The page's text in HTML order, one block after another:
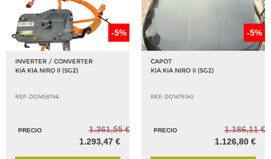
-5%
INVERTER / CONVERTER
KIA KIA NIRO II (SG2)
REF: DO1458746
PRECIO
1.361,55 €
1.293,47 €
-5%
CAPOT
KIA KIA NIRO II (SG2)
REF: DO1476140
PRECIO
1.186,11 €
1.126,80 €